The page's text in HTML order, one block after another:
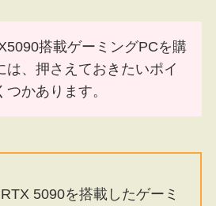
搭載ゲーミングPCを購
は、押さえておきたいポイ
つかあります。
5090を搭載したゲーミ